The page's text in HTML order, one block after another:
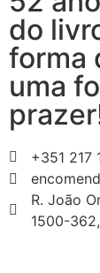
do
forma
uma
+351 217
R. João
1500-